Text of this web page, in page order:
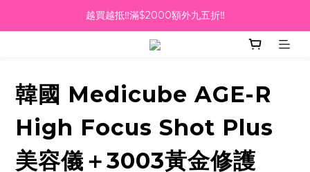
越買越抵‼️滿$2000額外九五折‼️
☀️【Summer Sales 盛夏狂歡】滿 $700 即減 $40！🔥
滿千即送你免費美容療程🎁
韓國 Medicube AGE-R
High Focus Shot Plus
美容儀＋3003黃金修護